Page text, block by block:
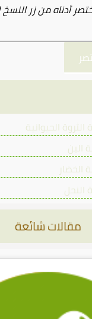
أدناه من زر
الحيوانية
البن
الخضار
النحل
مقالات شائعة